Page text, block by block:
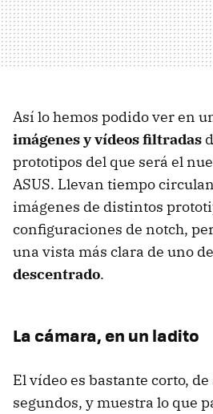
Así lo hemos podido ver en
imágenes y vídeos filtradas
prototipos del que será el
ASUS. Llevan tiempo
imágenes de distintos
configuraciones de notch,
una vista más clara de uno
descentrado.
La cámara, en un ladito
El vídeo es bastante corto,
segundos, y muestra lo que